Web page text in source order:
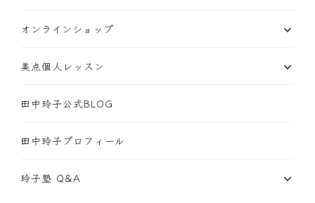
オンラインショップ
美点個人レッスン
田中玲子公式BLOG
田中玲子プロフィール
玲子塾 Q&A